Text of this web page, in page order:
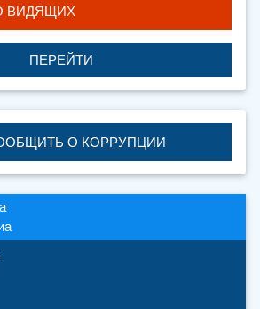
ВИДЯЩИХ
ПЕРЕЙТИ
О КОРРУПЦИИ